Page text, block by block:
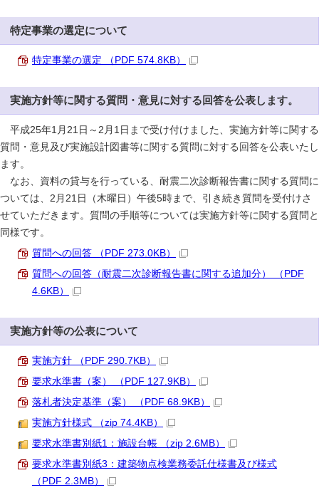
特定事業の選定について
特定事業の選定 （PDF 574.8KB）
実施方針等に関する質問・意見に対する回答を公表します。
平成25年1月21日～2月1日まで受け付けました、実施方針等に関する
質問・意見及び実施設計図書等に関する質問に対する回答を公表いたし
ます。
なお、資料の貸与を行っている、耐震二次診断報告書に関する質問に
ついては、2月21日（木曜日）午後5時まで、引き続き質問を受付けさ
せていただきます。質問の手順等については実施方針等に関する質問と
同様です。
質問への回答 （PDF 273.0KB）
質問への回答（耐震二次診断報告書に関する追加分） （PDF
4.6KB）
実施方針等の公表について
実施方針 （PDF 290.7KB）
要求水準書（案） （PDF 127.9KB）
落札者決定基準（案） （PDF 68.9KB）
実施方針様式 （zip 74.4KB）
要求水準書別紙1：施設台帳 （zip 2.6MB）
要求水準書別紙3：建築物点検業務委託仕様書及び様式
（PDF 2.3MB）